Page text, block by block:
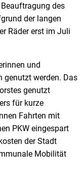
des
der langen
Räder erst im Juli
und
genutzt werden. Das
genutzt
für kurze
Fahrten mit
PKW eingespart
der Stadt
Mobilität